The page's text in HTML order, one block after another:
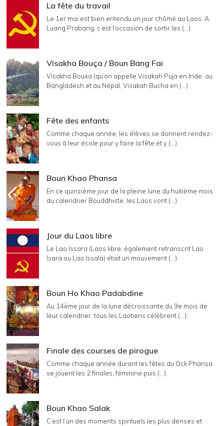
La fête du travail
Le 1er mai est bien entendu un jour chômé au Laos. A
Luang Prabang, c’est l’occasion de sortir les (...)
Visakha Bouça / Boun Bang Fai
Visakha Bouxa (qu’on appelle Visakah Puja en Inde, au
Bangladesh et au Népal, Visakah Bucha en (...)
Fête des enfants
Comme chaque année, les élèves se donnent rendez-
vous à leur école pour y faire la fête et y (...)
Boun Khao Phansa
En ce quinzième jour de la pleine lune du huitième mois
du calendrier Bouddhiste, les Laos vont (...)
Jour du Laos libre
Le Lao Issara (Laos libre, également retranscrit Lao
Isara ou Lao Issala) était un mouvement (...)
Boun Ho Khao Padabdine
Au 14ème jour de la lune décroissante du 9e mois de
leur calendrier, tous les Laotiens célèbrent (...)
Finale des courses de pirogue
Comme chaque année durant les fêtes du Ock Phansa
se jouent les 2 finales, féminine puis (...)
Boun Khao Salak
C’est l’un des moments spirituels les plus denses et